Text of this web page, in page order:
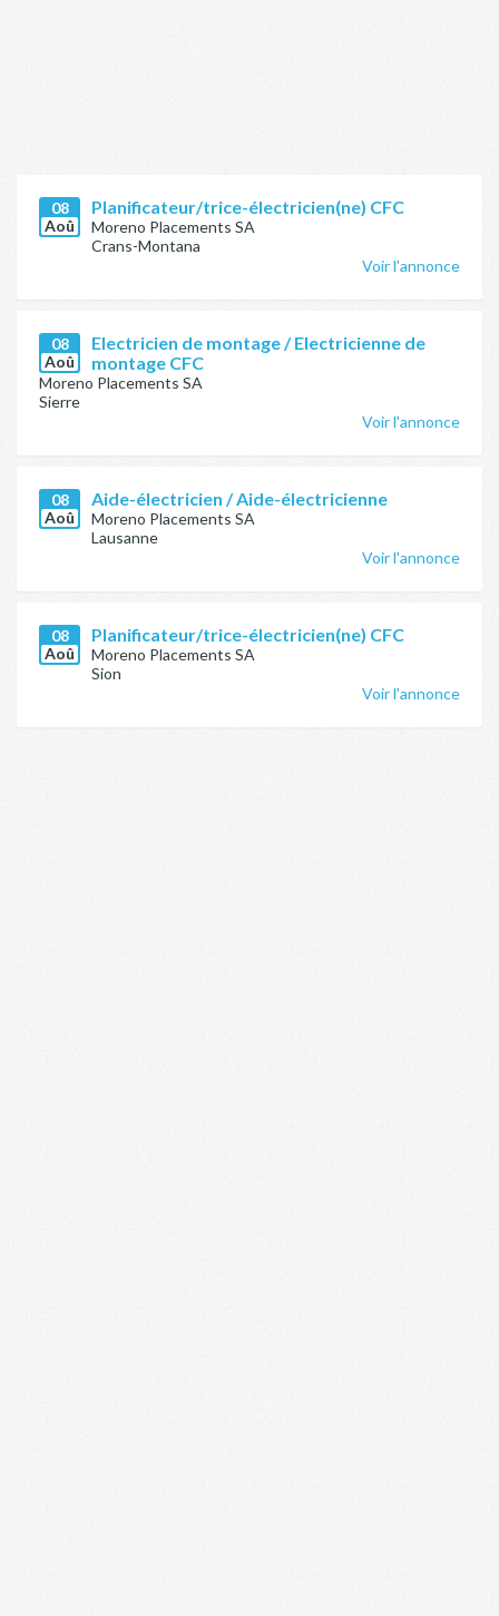
08
Aoû
Planificateur/trice-électricien(ne) CFC
Moreno Placements SA
Crans-Montana
Voir l'annonce
08
Aoû
Electricien de montage / Electricienne de
montage CFC
Moreno Placements SA
Sierre
Voir l'annonce
08
Aoû
Aide-électricien / Aide-électricienne
Moreno Placements SA
Lausanne
Voir l'annonce
08
Aoû
Planificateur/trice-électricien(ne) CFC
Moreno Placements SA
Sion
Voir l'annonce